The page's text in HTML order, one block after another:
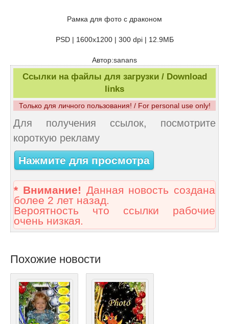
Рамка для фото с драконом
PSD | 1600х1200 | 300 dpi | 12.9МБ
Автор:sanans
Ссылки на файлы для загрузки / Download
links
Только для личного пользования! / For personal use only!
Для получения ссылок, посмотрите
короткую рекламу
Нажмите для просмотра
* Внимание! Данная новость создана
более 2 лет назад.
Вероятность что ссылки рабочие
очень низкая.
Похожие новости